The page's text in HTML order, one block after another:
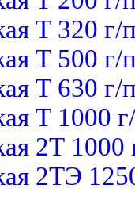
Т 320 г/
Т 500 г/
Т 630 г/
Т 1000
2Т 1000
2ТЭ